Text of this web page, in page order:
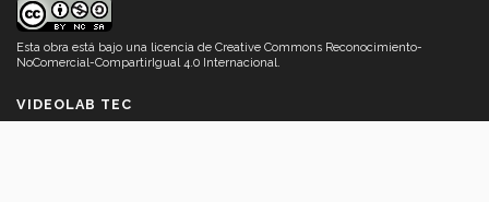
Esta obra está bajo una licencia de Creative Commons Reconocimiento-
NoComercial-CompartirIgual 4.0 Internacional
VIDEOLAB TEC